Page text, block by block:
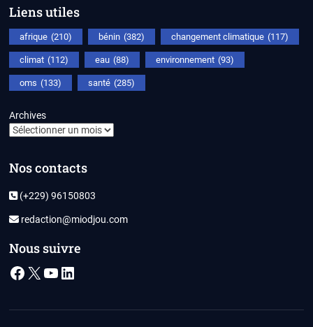
Liens utiles
afrique (210) bénin (382) changement climatique (117)
climat (112) eau (88) environnement (93)
oms (133) santé (285)
Archives
Nos contacts
(+229) 96150803
redaction@miodjou.com
Nous suivre
Facebook
X YouTube
LinkedIn